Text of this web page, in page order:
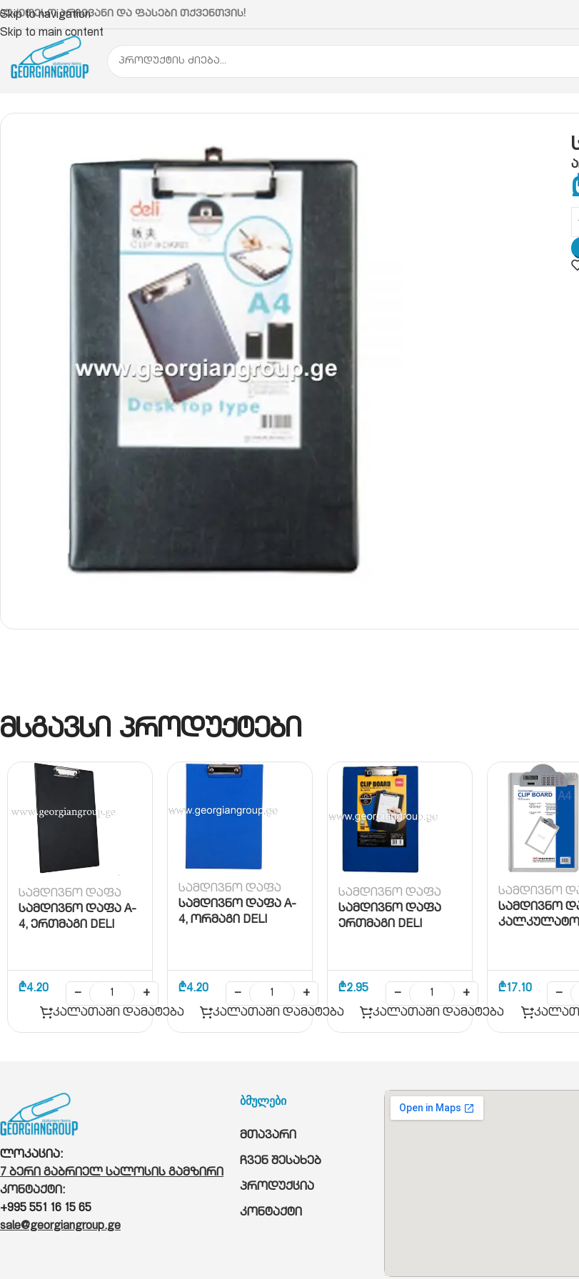
Skip to navigation
Skip to main content
არჩევანი და ფასები თქვენთვის!
მსგავსი პროდუქტები
სამდივნო დაფა
სამდივნო დაფა A-
4, ერთმაგი DELI
₾4.20 −
+
კალათაში დამატება
სამდივნო დაფა
სამდივნო დაფა A-
4, ორმაგი DELI
₾4.20 −
+
კალათაში დამატება
სამდივნო დაფა
სამდივნო დაფა
ერთმაგი DELI
₾2.95 −
+
კალათაში დამატება
სამდივნო
სამდივნო
₾17.10 −
ლოკაცია:
7 ბერი გაბრიელ სალოსის გამზირი
კონტაქტი:
+995 551 16 15 65
sale@georgiangroup.ge
ბმულები
მთავარი
ჩვენ შესახებ
პროდუქცია
კონტაქტი